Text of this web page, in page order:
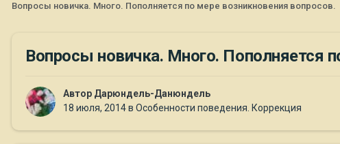
Вопросы новичка. Много. Пополняется по мере возникновения вопросов.
Вопросы новичка. Много. Пополняется
Автор Дарюндель-Данюндель
18 июля, 2014в Особенности поведения. Коррекция